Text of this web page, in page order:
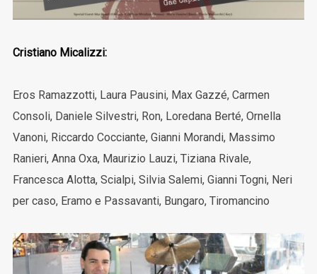
Cristiano Micalizzi:
Eros Ramazzotti, Laura Pausini, Max Gazzé, Carmen
Consoli, Daniele Silvestri, Ron, Loredana Berté, Ornella
Vanoni, Riccardo Cocciante, Gianni Morandi, Massimo
Ranieri, Anna Oxa, Maurizio Lauzi, Tiziana Rivale,
Francesca Alotta, Scialpi, Silvia Salemi, Gianni Togni, Neri
per caso, Eramo e Passavanti, Bungaro, Tiromancino